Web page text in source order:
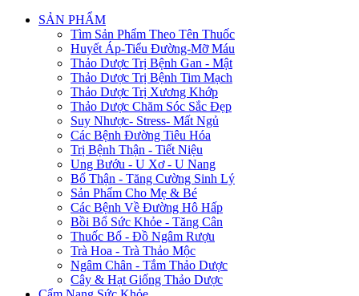
SẢN PHẨM
Tìm Sản Phẩm Theo Tên Thuốc
Huyết Áp-Tiểu Đường-Mỡ Máu
Thảo Dược Trị Bệnh Gan - Mật
Thảo Dược Trị Bệnh Tim Mạch
Thảo Dược Trị Xương Khớp
Thảo Dược Chăm Sóc Sắc Đẹp
Suy Nhược- Stress- Mất Ngủ
Các Bệnh Đường Tiêu Hóa
Trị Bệnh Thận - Tiết Niệu
Ung Bướu - U Xơ - U Nang
Bổ Thận - Tăng Cường Sinh Lý
Sản Phẩm Cho Mẹ & Bé
Các Bệnh Về Đường Hô Hấp
Bồi Bổ Sức Khỏe - Tăng Cân
Thuốc Bổ - Đồ Ngâm Rượu
Trà Hoa - Trà Thảo Mộc
Ngâm Chân - Tắm Thảo Dược
Cây & Hạt Giống Thảo Dược